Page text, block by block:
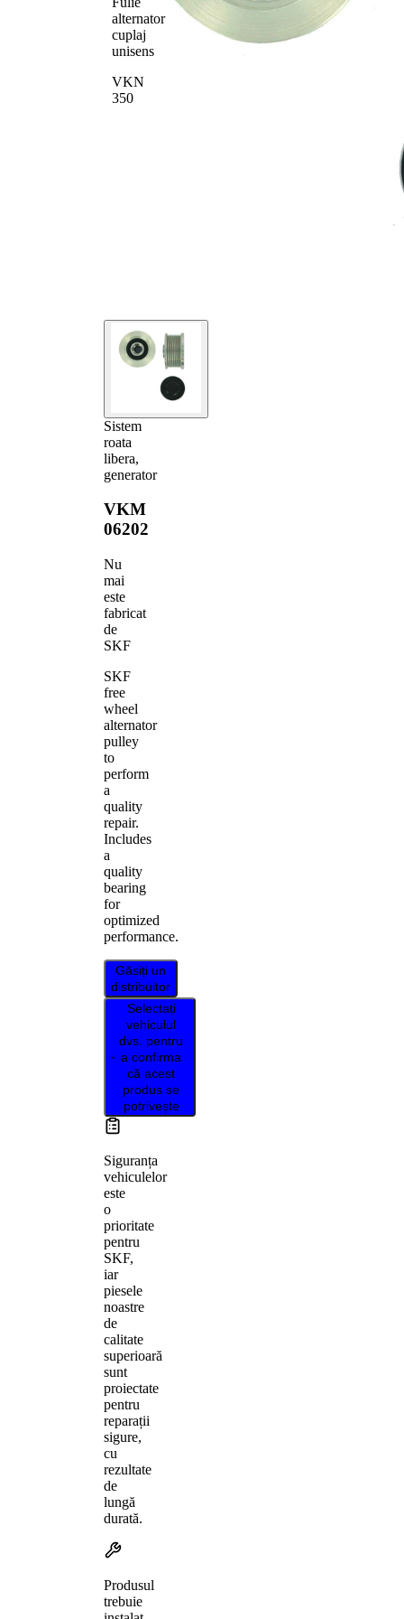
Sistem
roata
libera,
generator
VKM
06202
Nu
mai
este
fabricat
de
SKF
SKF
free
wheel
alternator
pulley
to
perform
a
quality
repair.
Includes
a
quality
bearing
for
optimized
performance.
Găsiți un
distribuitor
Selectați
vehiculul
dvs. pentru
a confirma
că acest
produs se
potrivește
Siguranța
vehiculelor
este
o
prioritate
pentru
SKF,
iar
piesele
noastre
de
calitate
superioară
sunt
proiectate
pentru
reparații
sigure,
cu
rezultate
de
lungă
durată.
Produsul
trebuie
alternator
cuplaj
unisens
VKN
350